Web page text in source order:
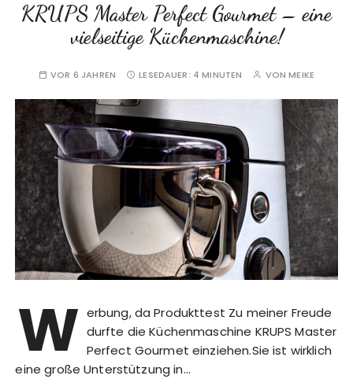
KRUPS Master Perfect Gourmet – eine
vielseitige Küchenmaschine!
VOR 6 JAHREN LESEDAUER: 4 MINUTEN VONMEIKE
W erbung, da Produkttest Zu meiner Freude
durfte die Küchenmaschine KRUPS Master
Perfect Gourmet einziehen.Sie ist wirklich
eine große Unterstützung in…